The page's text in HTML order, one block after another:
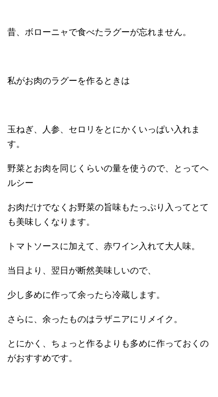
昔、ボローニャで食べたラグーが忘れません。
私がお肉のラグーを作るときは
玉ねぎ、人参、セロリをとにかくいっぱい入れま
す。
野菜とお肉を同じくらいの量を使うので、とってヘ
ルシー
お肉だけでなくお野菜の旨味もたっぷり入ってとて
も美味しくなります。
トマトソースに加えて、赤ワイン入れて大人味。
当日より、翌日が断然美味しいので、
少し多めに作って余ったら冷蔵します。
さらに、余ったものはラザニアにリメイク。
とにかく、ちょっと作るよりも多めに作っておくの
がおすすめです。